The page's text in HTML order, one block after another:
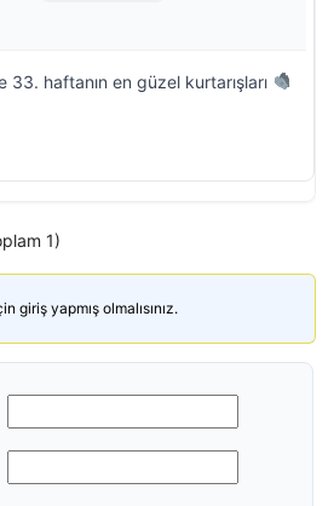
33. haftanın en güzel kurtarışları
1)
giriş yapmış olmalısınız.